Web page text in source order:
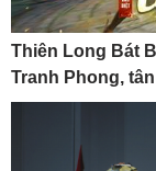
Thiên Long Bát
Tranh Phong,